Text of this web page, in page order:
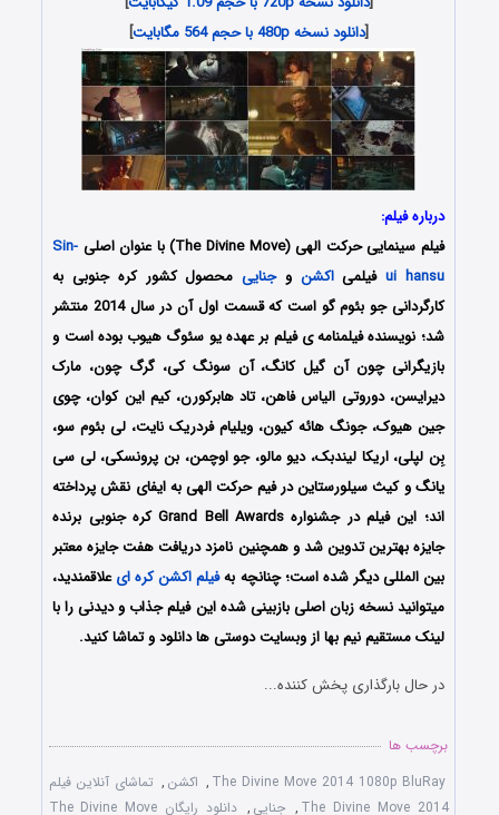
[دانلود نسخه 480p با حجم 564 مگابایت ]
درباره فیلم:
فیلم سینمایی حرکت الهی (The Divine Move) با عنوان اصلی
Sin-
ui hansu فیلمیاکشن وجنایی محصول کشور کره جنوبی به
کارگردانی جو بئوم گو است که قسمت اول آن در سال 2014 منتشر
شد؛ نویسنده فیلمنامه ی فیلم بر عهده یو سئوگ هیوب بوده است و
بازیگرانی چون آن گیل کانگ، آن سونگ کی، گرگ چون، مارک
دیرایسن، دوروتی الیاس فاهن، تاد هابرکورن، کیم این کوان، چوی
جین هیوک، جونگ هائه کیون، ویلیام فردریک نایت، لی بئوم سو،
بِن لپلی، اریکا لیندبک، دیو مالو، جو اوچمن، بن پرونسکی، لی سی
یانگ و کیث سیلورستاین در فیم حرکت الهی به ایفای نقش پرداخته
اند؛ این فیلم در جشنواره Grand Bell Awards کره جنوبی برنده
جایزه بهترین تدوین شد و همچنین نامزد دریافت هفت جایزه معتبر
بین المللی دیگر شده است؛ چنانچه بهفیلم اکشن کره ایعلاقمندید،
میتوانید نسخه زبان اصلی بازبینی شده این فیلم جذاب و دیدنی را با
لینک مستقیم نیم بها از وبسایت دوستی ها دانلود و تماشا کنید.
در حال بارگذاری پخش کننده...
برچسب ها
The Divine Move 2014 1080p BluRay
, اکشن , تماشای آنلاین فیلم
The Divine Move 2014
, جنایی , دانلود رایگان The Divine Move